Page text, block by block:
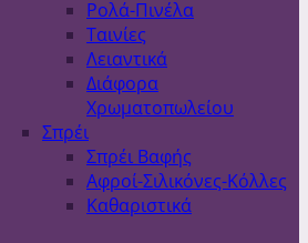
Ρολά-Πινέλα
Ταινίες
Λειαντικά
Διάφορα
Χρωματοπωλείου
Σπρέι
Σπρέι Βαφής
Αφροί-Σιλικόνες-Κόλλες
Καθαριστικά